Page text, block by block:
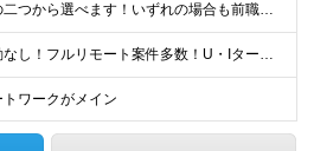
以下の二つから選べます！いずれの場合も前職の給与を考盛し給与シミュレーションを作成します。 【プロセス型（コツコツ給与を上げたい方向け）】 ■月給25万円～50万円 ※年齢や社歴、仕事の取り組み姿勢
【転勤なし！フルリモート案件多数！U・Iターン歓迎】 一都三県を中心に豊富な案件を保有しております！ 東京・愛知・大阪・広島・福岡・新潟の 各プロジェクト先または自社拠点 ※勤務地は希望を考慮します
トワークがメイン